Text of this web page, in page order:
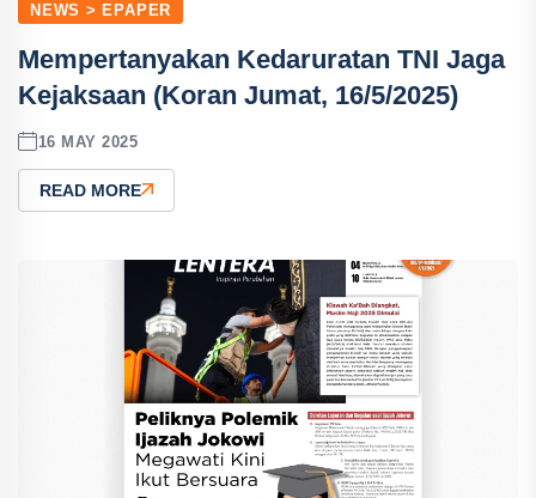
NEWS > EPAPER
Mempertanyakan Kedaruratan TNI Jaga
Kejaksaan (Koran Jumat, 16/5/2025)
16 MAY 2025
READ MORE